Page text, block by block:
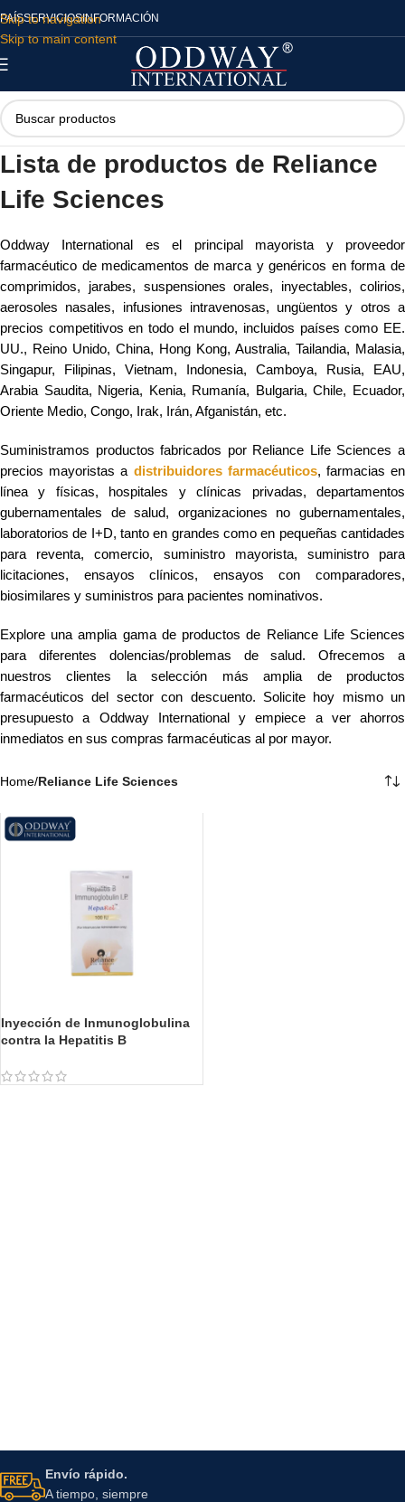
Skip to navigation
Skip to main content
PAÍSSERVICIOSINFORMACIÓN
Lista de productos de Reliance
Life Sciences
Oddway International es el principal mayorista y proveedor
farmacéutico de medicamentos de marca y genéricos en forma de
comprimidos, jarabes, suspensiones orales, inyectables, colirios,
aerosoles nasales, infusiones intravenosas, ungüentos y otros a
precios competitivos en todo el mundo, incluidos países como EE.
UU., Reino Unido, China, Hong Kong, Australia, Tailandia, Malasia,
Singapur, Filipinas, Vietnam, Indonesia, Camboya, Rusia, EAU,
Arabia Saudita, Nigeria, Kenia, Rumanía, Bulgaria, Chile, Ecuador,
Oriente Medio, Congo, Irak, Irán, Afganistán, etc.
Suministramos productos fabricados por Reliance Life Sciences a
precios mayoristas a distribuidores farmacéuticos, farmacias en
línea y físicas, hospitales y clínicas privadas, departamentos
gubernamentales de salud, organizaciones no gubernamentales,
laboratorios de I+D, tanto en grandes como en pequeñas cantidades
para reventa, comercio, suministro mayorista, suministro para
licitaciones, ensayos clínicos, ensayos con comparadores,
biosimilares y suministros para pacientes nominativos.
Explore una amplia gama de productos de Reliance Life Sciences
para diferentes dolencias/problemas de salud. Ofrecemos a
nuestros clientes la selección más amplia de productos
farmacéuticos del sector con descuento. Solicite hoy mismo un
presupuesto a Oddway International y empiece a ver ahorros
inmediatos en sus compras farmacéuticas al por mayor.
Home/Reliance Life Sciences
Inyección de Inmunoglobulina
contra la Hepatitis B
Envío rápido.
A tiempo, siempre